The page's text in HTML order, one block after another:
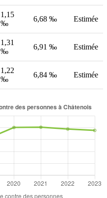
1,15
‰
6,68 ‰ Estimée
1,31
‰
6,91 ‰ Estimée
1,22
‰
6,84 ‰ Estimée